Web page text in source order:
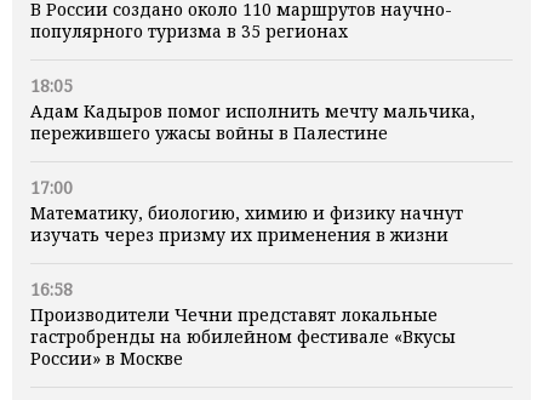
В России создано около 110 маршрутов научно-
популярного туризма в 35 регионах
18:05
Адам Кадыров помог исполнить мечту мальчика,
пережившего ужасы войны в Палестине
17:00
Математику, биологию, химию и физику начнут
изучать через призму их применения в жизни
16:58
Производители Чечни представят локальные
гастробренды на юбилейном фестивале «Вкусы
России» в Москве